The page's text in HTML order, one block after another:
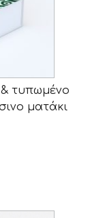
τυπωμένο
ματάκι